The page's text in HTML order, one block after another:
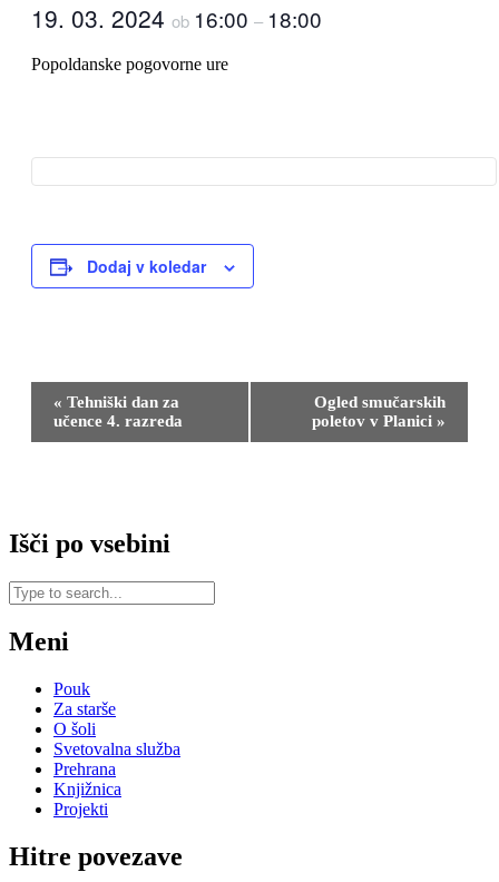
19. 03. 2024 ob 16:00 – 18:00
Popoldanske pogovorne ure
Dodaj v koledar
Dogodek
Navigacija
« Tehniški dan za
učence 4. razreda
Ogled smučarskih
poletov v Planici »
Išči po vsebini
Meni
Pouk
Za starše
O šoli
Svetovalna služba
Prehrana
Knjižnica
Projekti
Hitre povezave